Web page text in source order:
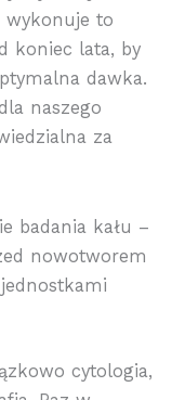
wykonuje to
koniec lata, by
dawka.
naszego
za
badania kału –
nowotworem
cytologia,